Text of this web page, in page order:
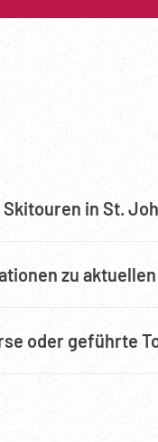
in St.
zu
oder geführte